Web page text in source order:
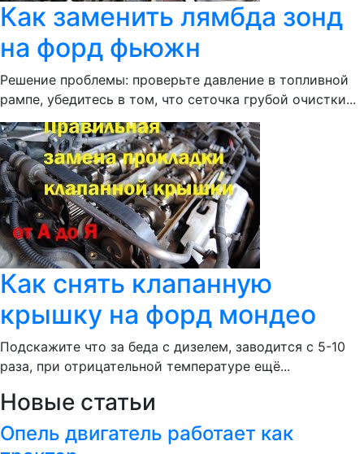
Как заменить лямбда зонд
на форд фьюжн
Решение проблемы: проверьте давление в топливной
рампе, убедитесь в том, что сеточка грубой очистки...
Как снять клапанную
крышку на форд мондео
Подскажите что за беда с дизелем, заводится с 5-10
раза, при отрицательной температуре ещё...
Новые статьи
Опель двигатель работает как